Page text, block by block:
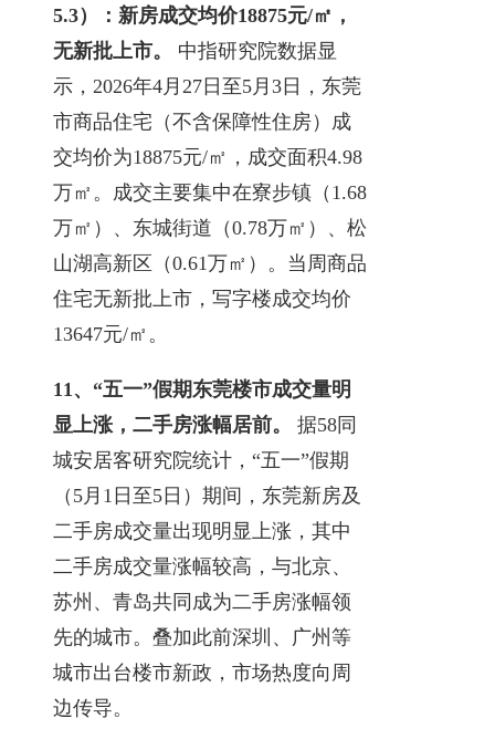
5.3）：新房成交均价18875元/㎡，
无新批上市。
中指研究院数据显
示，2026年4月27日至5月3日，东莞
市商品住宅（不含保障性住房）成
交均价为18875元/㎡，成交面积4.98
万㎡。成交主要集中在寮步镇（1.68
万㎡）、东城街道（0.78万㎡）、松
山湖高新区（0.61万㎡）。当周商品
住宅无新批上市，写字楼成交均价
13647元/㎡。
11、 “五一”假期东莞楼市成交量明
显上涨，二手房涨幅居前。
据58同
城安居客研究院统计，“五一”假期
（5月1日至5日）期间，东莞新房及
二手房成交量出现明显上涨，其中
二手房成交量涨幅较高，与北京、
苏州、青岛共同成为二手房涨幅领
先的城市。叠加此前深圳、广州等
城市出台楼市新政，市场热度向周
边传导。